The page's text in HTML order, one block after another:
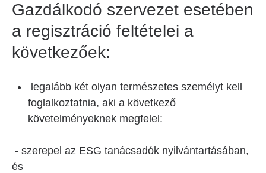
Gazdálkodó szervezet esetében
a regisztráció feltételei a
következőek:
legalább két olyan természetes személyt kell
foglalkoztatnia, aki a következő
követelményeknek megfelel:
- szerepel az ESG tanácsadók nyilvántartásában,
és